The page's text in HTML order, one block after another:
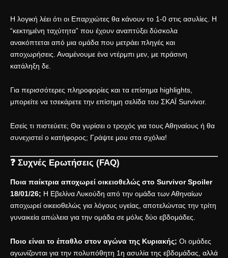
Η λογική λέει ότι οι Επαρχιώτες θα κάνουν το 1-0 στις ασυλίες. Η
“κεκτημένη ταχύτητα” που έχουν αναπτύξει δύσκολα
ανακόπτεται από μια ομάδα που μετράει πληγές και
αποχωρήσεις. Αναμένουμε ένα ντέρμπι μεν, με πράσινη
κατάληξη δε.
Για περισσότερες πληροφορίες και τα επίσημα highlights,
μπορείτε να τσεκάρετε την επίσημη σελίδα του ΣΚΑΪ Survivor.
Εσείς τι πιστεύετε; Θα γυρίσει ο τροχός για τους Αθηναίους ή θα
συνεχιστεί ο κατήφορος; Γράψτε μου στα σχόλια!
❓ Συχνές Ερωτήσεις (FAQ)
Ποια παίκτρια αποχωρεί οικειοθελώς στο Survivor Spoiler
18/01/26; Η Εβελίνα Λυκούδη από την ομάδα των Αθηναίων
αποχωρεί οικειοθελώς για λόγους υγείας, αποτελώντας την τρίτη
γυναικεία απώλεια για την ομάδα σε μόλις δύο εβδομάδες.
Ποιο είναι το έπαθλο στον αγώνα της Κυριακής; Οι ομάδες
αγωνίζονται για την πολυπόθητη 1η ασυλία της εβδομάδας, αλλά